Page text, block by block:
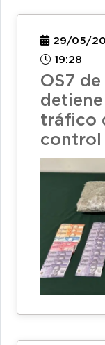
29/05/
19:28
OS7
tráfico
control